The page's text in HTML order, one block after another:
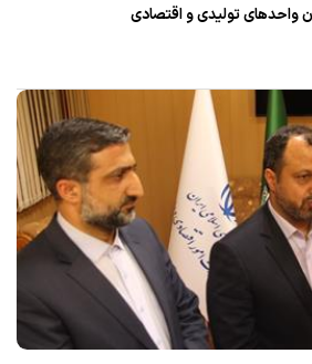
واحدهای تولیدی و اقتصادی